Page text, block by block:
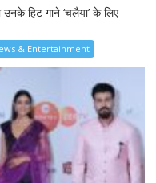
हिट गाने ‘चलैया’ के लिए
& Entertainment